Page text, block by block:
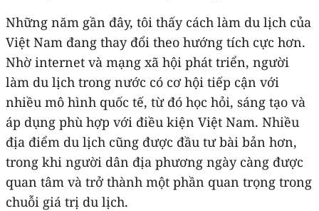
Những năm gần đây, tôi thấy cách làm du lịch của
Việt Nam đang thay đổi theo hướng tích cực hơn.
Nhờ internet và mạng xã hội phát triển, người
làm du lịch trong nước có cơ hội tiếp cận với
nhiều mô hình quốc tế, từ đó học hỏi, sáng tạo và
áp dụng phù hợp với điều kiện Việt Nam. Nhiều
địa điểm du lịch cũng được đầu tư bài bản hơn,
trong khi người dân địa phương ngày càng được
quan tâm và trở thành một phần quan trọng trong
chuỗi giá trị du lịch.